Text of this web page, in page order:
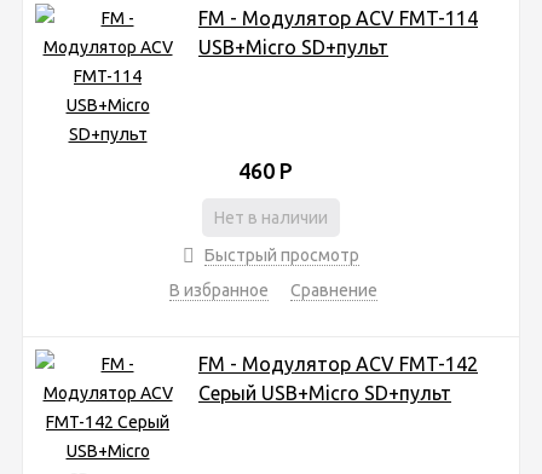
FM - Модулятор ACV FMT-114
USB+Micro SD+пульт
460 Р
Нет в наличии
Быстрый просмотр
В избранное
Сравнение
FM - Модулятор ACV FMT-142
Серый USB+Micro SD+пульт